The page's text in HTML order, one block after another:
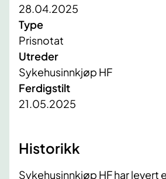
28.04.2025
Type
Prisnotat
Utreder
Sykehusinnkjøp HF
Ferdigstilt
21.05.2025
Historikk
Sykehusinnkjøp HF har levert